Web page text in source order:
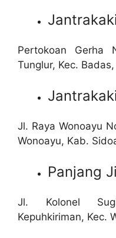
Pertokoan Gerha
Tunglur, Kec.
Jl. Raya Wonoayu
Wonoayu, Kab.
Panjang
Jl. Kolonel
Kepuhkiriman, Kec.